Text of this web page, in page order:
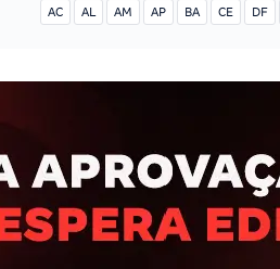
AC AL AM AP BA CE DF